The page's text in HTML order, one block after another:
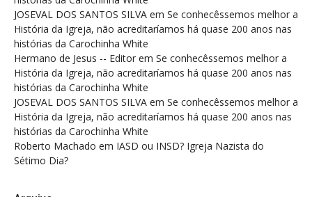
JOSEVAL DOS SANTOS SILVA em Se conhecêssemos melhor a
História da Igreja, não acreditaríamos há quase 200 anos nas
histórias da Carochinha White
Hermano de Jesus -- Editor em Se conhecêssemos melhor a
História da Igreja, não acreditaríamos há quase 200 anos nas
histórias da Carochinha White
JOSEVAL DOS SANTOS SILVA em Se conhecêssemos melhor a
História da Igreja, não acreditaríamos há quase 200 anos nas
histórias da Carochinha White
Roberto Machado em IASD ou INSD? Igreja Nazista do
Sétimo Dia?